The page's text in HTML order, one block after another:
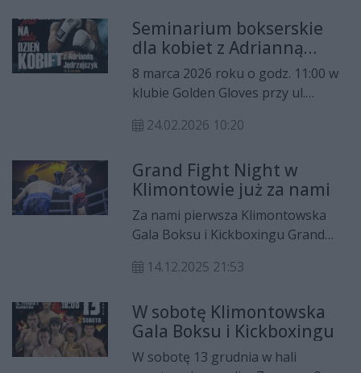
kategoriach wiekowych, a
klasyfikację drużynową
zdecydowanie wygrał WKB RUSHH
Kielce.
Seminarium bokserskie
dla kobiet z Adrianną
Jędrzejczyk już 8 marca w
Kielcach
8 marca 2026 roku o godz. 11:00 w
klubie Golden Gloves przy ul.
się seminarium bokserskie
Warsztaty poprowadzi Adrianna
Jędrzejczyk – Mistrzyni Polski i
Europy w boksie olimpijskim.
24.02.2026 10:20
Grand Fight Night w
Klimontowie już za nami
Za nami pierwsza Klimontowska
Gala Boksu i Kickboxingu Grand
sportowej przy ulicy Zysmana 9
emocjonujących walk z udziałem
zawodników z naszego regionu.
14.12.2025 21:53
W sobotę Klimontowska
Gala Boksu i Kickboxingu
W sobotę 13 grudnia w hali